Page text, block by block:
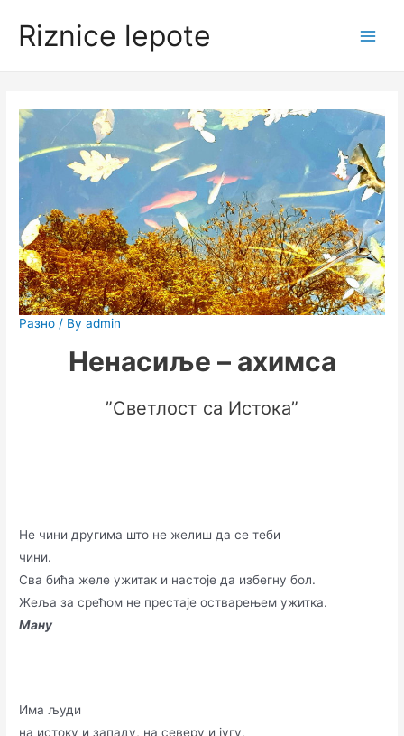
Riznice lepote
Разно / Byadmin
Ненасиље – ахимса
”Светлост са Истока”
Не чини другима што не желиш да се теби
чини.
Сва бића желе ужитак и настоје да избегну бол.
Жеља за срећом не престаје остварењем ужитка.
Ману
Има људи
на истоку и западу, на северу и југу,